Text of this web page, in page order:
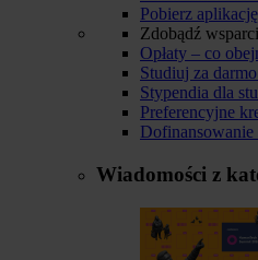
Pobierz
Zdobądź
Opłaty – co
Studiuj za
Stypendia dla
Preferencyjne
Dofinansowanie
Wiadomości z